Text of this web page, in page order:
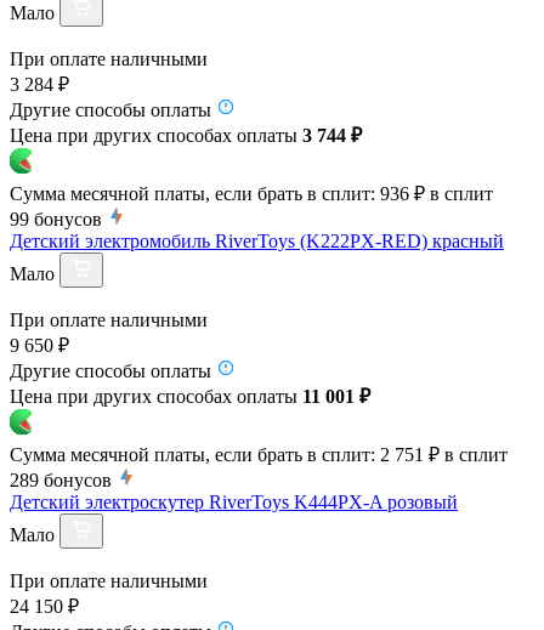
Мало
При оплате наличными
3 284 ₽
Другие способы оплаты
Цена при других способах оплаты 3 744 ₽
Сумма месячной платы, если брать в сплит: 936 ₽ в сплит
99 бонусов
Детский электромобиль RiverToys (K222PX-RED) красный
Мало
При оплате наличными
9 650 ₽
Другие способы оплаты
Цена при других способах оплаты 11 001 ₽
Сумма месячной платы, если брать в сплит: 2 751 ₽ в сплит
289 бонусов
Детский электроскутер RiverToys K444PX-A розовый
Мало
При оплате наличными
24 150 ₽